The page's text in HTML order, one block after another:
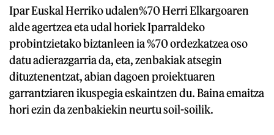
Ipar Euskal Herriko udalen%70 Herri Elkargoaren
alde agertzea eta udal horiek Iparraldeko
probintzietako biztanleen ia %70 ordezkatzea oso
datu adierazgarria da, eta, zenbakiak atsegin
dituztenentzat, abian dagoen proiektuaren
garrantziaren ikuspegia eskaintzen du. Baina emaitza
hori ezin da zenbakiekin neurtu soil-soilik.